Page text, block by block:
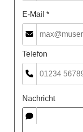
E-Mail *
Telefon
Nachricht